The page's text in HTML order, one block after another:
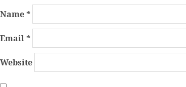
Name*
Email*
Website